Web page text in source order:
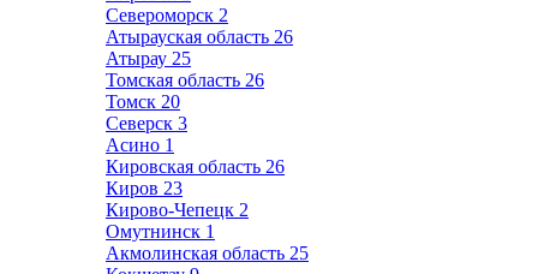
Североморск 2
Атырауская область 26
Атырау 25
Томская область 26
Томск 20
Северск 3
Асино 1
Кировская область 26
Киров 23
Кирово-Чепецк 2
Омутнинск 1
Акмолинская область 25